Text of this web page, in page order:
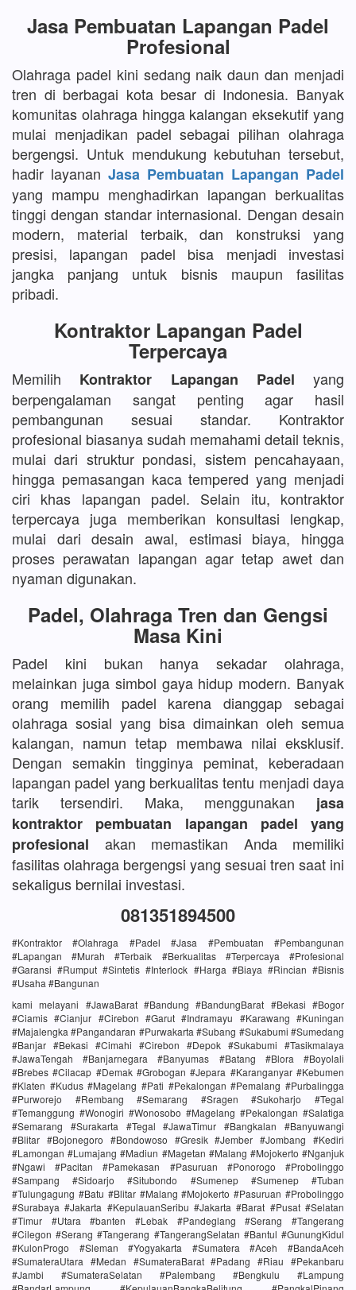
Jasa Pembuatan Lapangan Padel
Profesional
Olahraga padel kini sedang naik daun dan menjadi
tren di berbagai kota besar di Indonesia. Banyak
komunitas olahraga hingga kalangan eksekutif yang
mulai menjadikan padel sebagai pilihan olahraga
bergengsi. Untuk mendukung kebutuhan tersebut,
hadir layanan Jasa Pembuatan Lapangan Padel
yang mampu menghadirkan lapangan berkualitas
tinggi dengan standar internasional. Dengan desain
modern, material terbaik, dan konstruksi yang
presisi, lapangan padel bisa menjadi investasi
jangka panjang untuk bisnis maupun fasilitas
pribadi.
Kontraktor Lapangan Padel
Terpercaya
Memilih Kontraktor Lapangan Padel yang
berpengalaman sangat penting agar hasil
pembangunan sesuai standar. Kontraktor
profesional biasanya sudah memahami detail teknis,
mulai dari struktur pondasi, sistem pencahayaan,
hingga pemasangan kaca tempered yang menjadi
ciri khas lapangan padel. Selain itu, kontraktor
terpercaya juga memberikan konsultasi lengkap,
mulai dari desain awal, estimasi biaya, hingga
proses perawatan lapangan agar tetap awet dan
nyaman digunakan.
Padel, Olahraga Tren dan Gengsi
Masa Kini
Padel kini bukan hanya sekadar olahraga,
melainkan juga simbol gaya hidup modern. Banyak
orang memilih padel karena dianggap sebagai
olahraga sosial yang bisa dimainkan oleh semua
kalangan, namun tetap membawa nilai eksklusif.
Dengan semakin tingginya peminat, keberadaan
lapangan padel yang berkualitas tentu menjadi daya
tarik tersendiri. Maka, menggunakan jasa
kontraktor pembuatan lapangan padel yang
profesional akan memastikan Anda memiliki
fasilitas olahraga bergengsi yang sesuai tren saat ini
sekaligus bernilai investasi.
081351894500
#Kontraktor #Olahraga #Padel #Jasa #Pembuatan #Pembangunan
#Lapangan #Murah #Terbaik #Berkualitas #Terpercaya #Profesional
#Garansi #Rumput #Sintetis #Interlock #Harga #Biaya #Rincian #Bisnis
#Usaha #Bangunan
kami melayani #JawaBarat #Bandung #BandungBarat #Bekasi #Bogor
#Ciamis #Cianjur #Cirebon #Garut #Indramayu #Karawang #Kuningan
#Majalengka #Pangandaran #Purwakarta #Subang #Sukabumi #Sumedang
#Banjar #Bekasi #Cimahi #Cirebon #Depok #Sukabumi #Tasikmalaya
#JawaTengah #Banjarnegara #Banyumas #Batang #Blora #Boyolali
#Brebes #Cilacap #Demak #Grobogan #Jepara #Karanganyar #Kebumen
#Klaten #Kudus #Magelang #Pati #Pekalongan #Pemalang #Purbalingga
#Purworejo #Rembang #Semarang #Sragen #Sukoharjo #Tegal
#Temanggung #Wonogiri #Wonosobo #Magelang #Pekalongan #Salatiga
#Semarang #Surakarta #Tegal #JawaTimur #Bangkalan #Banyuwangi
#Blitar #Bojonegoro #Bondowoso #Gresik #Jember #Jombang #Kediri
#Lamongan #Lumajang #Madiun #Magetan #Malang #Mojokerto #Nganjuk
#Ngawi #Pacitan #Pamekasan #Pasuruan #Ponorogo #Probolinggo
#Sampang #Sidoarjo #Situbondo #Sumenep #Sumenep #Tuban
#Tulungagung #Batu #Blitar #Malang #Mojokerto #Pasuruan #Probolinggo
#Surabaya #Jakarta #KepulauanSeribu #Jakarta #Barat #Pusat #Selatan
#Timur #Utara #banten #Lebak #Pandeglang #Serang #Tangerang
#Cilegon #Serang #Tangerang #TangerangSelatan #Bantul #GunungKidul
#KulonProgo #Sleman #Yogyakarta #Sumatera #Aceh #BandaAceh
#SumateraUtara #Medan #SumateraBarat #Padang #Riau #Pekanbaru
#Jambi #SumateraSelatan #Palembang #Bengkulu #Lampung